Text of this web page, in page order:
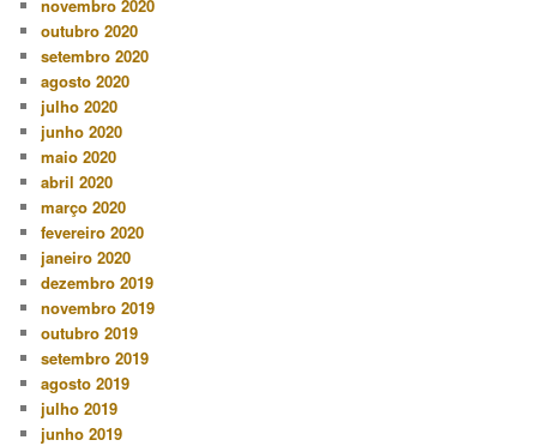
novembro 2020
outubro 2020
setembro 2020
agosto 2020
julho 2020
junho 2020
maio 2020
abril 2020
março 2020
fevereiro 2020
janeiro 2020
dezembro 2019
novembro 2019
outubro 2019
setembro 2019
agosto 2019
julho 2019
junho 2019